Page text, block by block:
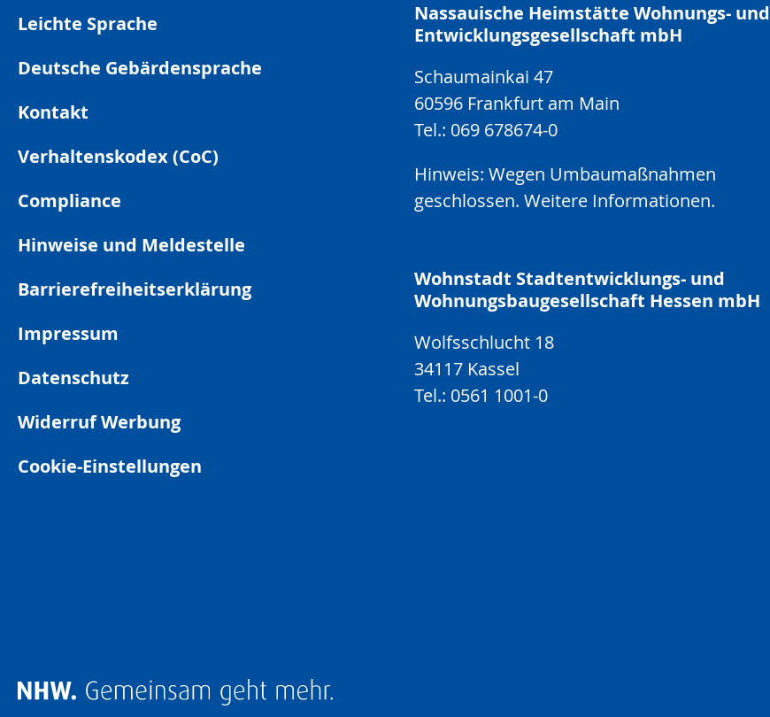
Leichte Sprache
Deutsche Gebärdensprache
Kontakt
Verhaltenskodex (CoC)
Compliance
Hinweise und Meldestelle
Barrierefreiheitserklärung
Impressum
Datenschutz
Widerruf Werbung
Cookie-Einstellungen
Nassauische Heimstätte Wohnungs- und
Entwicklungsgesellschaft mbH
Schaumainkai 47
60596 Frankfurt am Main
Tel.: 069 678674-0
Hinweis: Wegen Umbaumaßnahmen
geschlossen. Weitere Informationen.
Wohnstadt Stadtentwicklungs- und
Wohnungsbaugesellschaft Hessen mbH
Wolfsschlucht 18
34117 Kassel
Tel.: 0561 1001-0